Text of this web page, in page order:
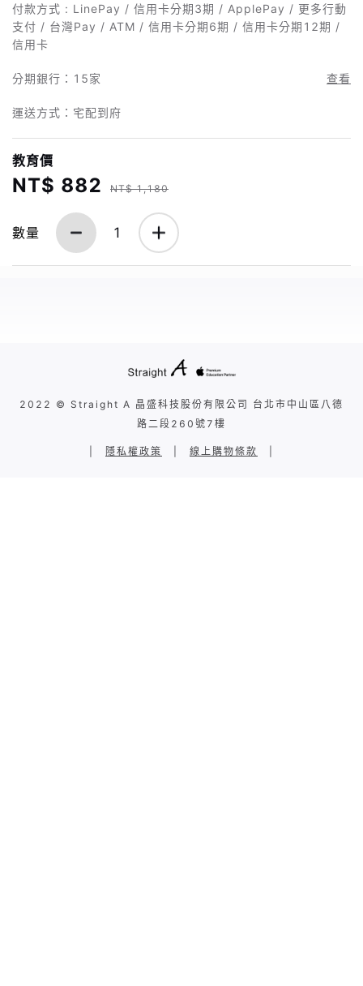
付款方式 : LinePay / 信用卡分期3期 / ApplePay / 更多行動
支付 / 台灣Pay / ATM / 信用卡分期6期 / 信用卡分期12期 /
信用卡
分期銀行： 15家 查看
運送方式：宅配到府
教育價
NT$ 882 NT$ 1,180
數量 1
2022 © Straight A 晶盛科技股份有限公司 台北市中山區八德
路二段260號7樓
隱私權政策 線上購物條款